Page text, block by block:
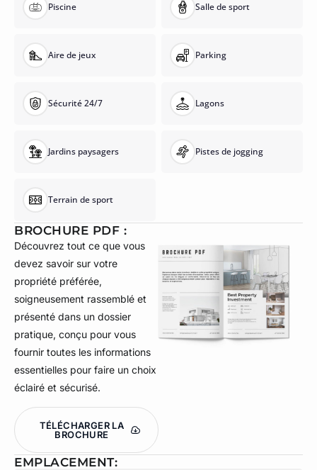
Piscine Salle de sport
Aire de jeux Parking
Sécurité 24/7 Lagons
Jardins paysagers Pistes de jogging
Terrain de sport
BROCHURE PDF :
Découvrez tout ce que vous
devez savoir sur votre
propriété préférée,
soigneusement rassemblé et
présenté dans un dossier
pratique, conçu pour vous
fournir toutes les informations
essentielles pour faire un choix
éclairé et sécurisé.
TÉLÉCHARGER LA
BROCHURE
EMPLACEMENT: